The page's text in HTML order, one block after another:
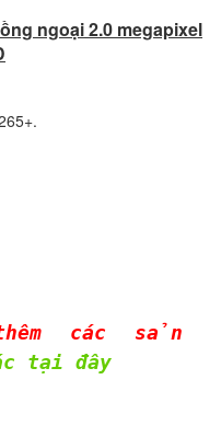
ngoại 2.0 megapixel
các sản
tại đây